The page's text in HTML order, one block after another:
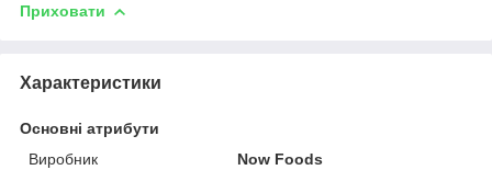
Приховати
Характеристики
Основні атрибути
Виробник
Now Foods